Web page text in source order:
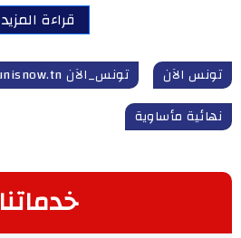
قراءة المزيد
تونس الآن تونس_الآن tunisnow.tn
نهائية مأساوية
خدماتنا